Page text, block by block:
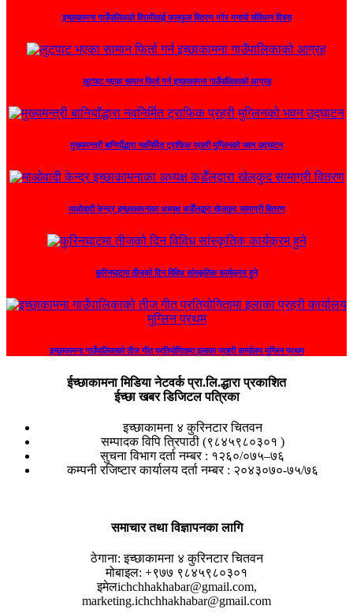
इच्छाकामना गाउँपालिकाले विरामीलाई फलफुल वितरण गरेर मनायो संविधान दिवस
लुटपाट भएका सामान फिर्ता गर्न इच्छाकामना गाउँपालिकाको आग्रह
मुख्यमन्त्री बानियाँद्धारा नवनिर्मित ट्राफिक प्रहरी मुग्लिनको भवन उद्घाटन
माओवादी केन्द्र इच्छाकामनाका अध्यक्ष कडेँलद्वारा खेलकुद सामाग्री वितरण
कुरिनघाटमा तीजको दिन विविध सांस्कृतिक कार्यक्रम हुने
इच्छाकामना गाउँपालिकाको तीज गीत प्रतियोगितामा इलाका प्रहरी कार्यालय मुग्लिन प्रथम
ईच्छाकामना मिडिया नेटवर्क प्रा.लि.द्धारा प्रकाशित
ईच्छा खबर डिजिटल पत्रिका
इच्छाकामना ४ कुरिनटार चितवन
सम्पादक विपि त्रिपाठी (९८४५९८०३०१ )
सुचना विभाग दर्ता नम्बर : १२६०/०७५–७६
कम्पनी रजिष्टार कार्यालय दर्ता नम्बर : २०४३०७०-७५/७६
समाचार तथा विज्ञापनका लागि
ठेगाना: इच्छाकामना ४ कुरिनटार चितवन
मोबाइल: +९७७ ९८४५९८०३०१
इमेलichchhakhabar@gmail.com,
marketing.ichchhakhabar@gmail.com